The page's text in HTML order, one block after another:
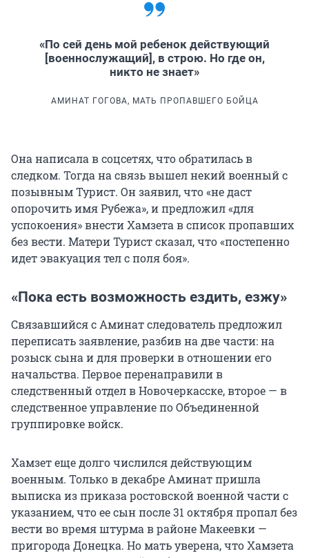
«По сей день мой ребенок действующий
[военнослужащий], в строю. Но где он,
никто не знает»
АМИНАТ ГОГОВА, МАТЬ ПРОПАВШЕГО БОЙЦА
Она написала в соцсетях, что обратилась в
следком. Тогда на связь вышел некий военный с
позывным Турист. Он заявил, что «не даст
опорочить имя Рубежа», и предложил «для
успокоения» внести Хамзета в список пропавших
без вести. Матери Турист сказал, что «постепенно
идет эвакуация тел с поля боя».
«Пока есть возможность ездить, езжу»
Связавшийся с Аминат следователь предложил
переписать заявление, разбив на две части: на
розыск сына и для проверки в отношении его
начальства. Первое перенаправили в
следственный отдел в Новочеркасске, второе — в
следственное управление по Объединенной
группировке войск.
Хамзет еще долго числился действующим
военным. Только в декабре Аминат пришла
выписка из приказа ростовской военной части с
указанием, что ее сын после 31 октября пропал без
вести во время штурма в районе Макеевки —
пригорода Донецка. Но мать уверена, что Хамзета